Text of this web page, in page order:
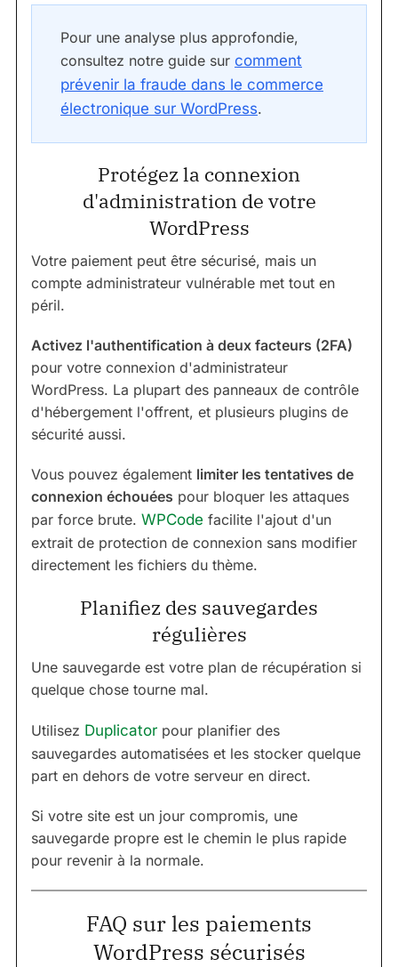
Pour une analyse plus approfondie,
consultez notre guide sur comment
prévenir la fraude dans le commerce
électronique sur WordPress.
Protégez la connexion
d'administration de votre
WordPress
Votre paiement peut être sécurisé, mais un
compte administrateur vulnérable met tout en
péril.
Activez l'authentification à deux facteurs (2FA)
pour votre connexion d'administrateur
WordPress. La plupart des panneaux de contrôle
d'hébergement l'offrent, et plusieurs plugins de
sécurité aussi.
Vous pouvez également limiter les tentatives de
connexion échouées pour bloquer les attaques
par force brute. WPCode facilite l'ajout d'un
extrait de protection de connexion sans modifier
directement les fichiers du thème.
Planifiez des sauvegardes
régulières
Une sauvegarde est votre plan de récupération si
quelque chose tourne mal.
Utilisez Duplicator pour planifier des
sauvegardes automatisées et les stocker quelque
part en dehors de votre serveur en direct.
Si votre site est un jour compromis, une
sauvegarde propre est le chemin le plus rapide
pour revenir à la normale.
FAQ sur les paiements
WordPress sécurisés